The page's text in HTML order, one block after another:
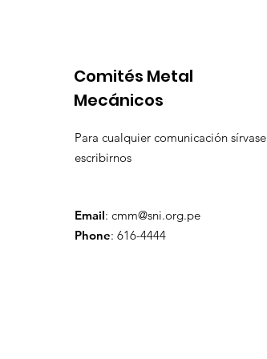
Comités Metal
Mecánicos
Para cualquier comunicación sírvase
escribirnos
Email: cmm@sni.org.pe
Phone: 616-4444